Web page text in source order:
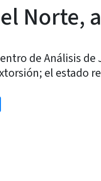
Norte,
de Análisis
el estado